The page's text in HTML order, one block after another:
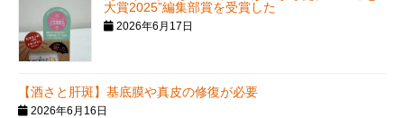
大賞2025”編集部賞を受賞した
2026年6月17日
【酒さと肝斑】基底膜や真皮の修復が必要
2026年6月16日